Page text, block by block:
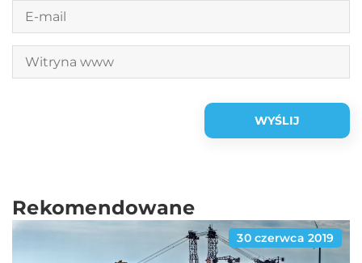
Rekomendowane
30 czerwca 2019